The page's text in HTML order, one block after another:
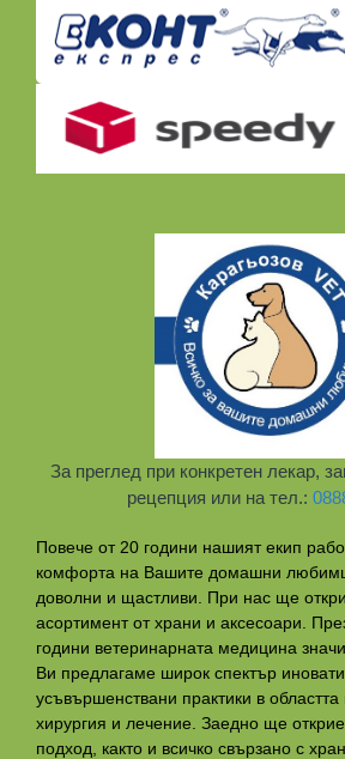
За преглед при конкретен лекар,
рецепция или на тел.:
Повече от 20 години нашият екип
комфорта на Вашите домашни
доволни и щастливи. При нас ще
асортимент от храни и аксесоари.
години ветеринарната медицина
Ви предлагаме широк спектър
усъвършенствани практики в
хирургия и лечение. Заедно ще
подход, както и всичко свързано с